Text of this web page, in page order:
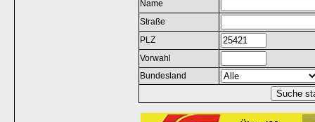
Name
Straße
PLZ
Vorwahl
Bundesland